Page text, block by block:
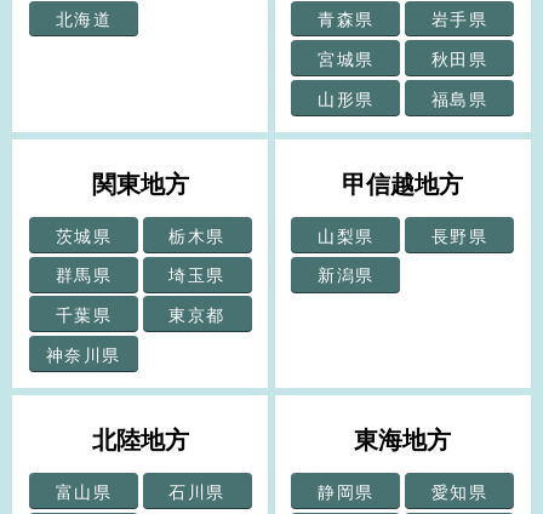
北海道 青森県
岩手県
宮城県
秋田県
山形県
福島県
関東地方
茨城県
栃木県
群馬県
埼玉県
千葉県
東京都
神奈川県
甲信越地方
山梨県
長野県
新潟県
北陸地方
富山県 石川県
東海地方
静岡県 愛知県